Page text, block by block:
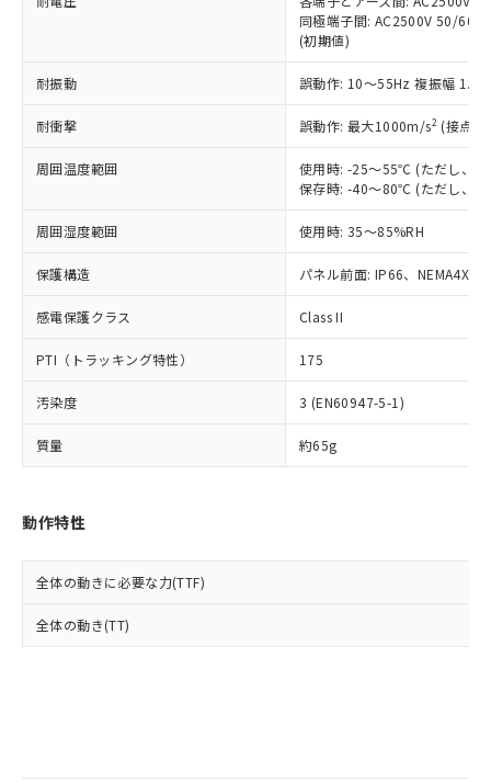
同極端子間: AC2500V 50/
(初期値)
耐振動 誤動作: 10～55Hz 複振幅
耐衝撃 誤動作: 最大1000m/s2 (接点
周囲温度範囲
使用時: -25～55℃ (ただし、氷
保存時: -40～80℃ (ただし、氷
周囲湿度範囲 使用時: 35～85%RH
保護構造 パネル前面: IP66、NEMA4X,
感電保護クラス Class II
PTI（トラッキング特性） 175
汚染度 3 (EN60947-5-1)
質量 約65g
動作特性
全体の動きに必要な力(TTF)
全体の動き(TT)
在庫状況および標準価格照会結果は、
記載している更新日時点での社内デー
タに基づき作成されるものであり、閲
覧された時点での実際の在庫および標
準価格とは異なる場合があることをご
正式な納期状況および標準価格はお客
様のお取引先、またはお客様担当のオ
ムロン制御機器販売店・当社販売員に
オムロン制御機器販売店や当社販売拠
販売ネットワーク
」をご確認
在庫状況および標準価格結果を当社の
事前の承諾なく第三者に漏洩または開
示しないようお願いします。
マイパーツ機能（部品リスト作成サー
ビス）をご利用いただくには、I-Web
メンバーズにご登録されている必要が
引・商談に必要な範囲で利用すること
をご了承ください。
※当社の共同利用者とは、
の共同利用に関して"
の「1.共同利
むを得ず変更することがあります。
六価クロム(Cr(Ⅵ)) 1000ppm以下、ポリ臭化ビフェニル
類(PBB) 1000ppm以下、ポリ臭化ジフェニルエーテル類
(PBDE) 1000ppm以下、フタル酸ビス(2-エチルヘキシ
ル) (DEHP)(別名：DOP) 1000ppm以下、フタル酸ブチ
ルベンジル（BBP） 1000ppm以下、フタル酸ジブチル
（DBP） 1000ppm以下、フタル酸ジイソブチル
適用除外項目は除く。
フタル酸エステル類の４物質については閾値を超える意
図的な使用がないことを確認しています。
部品在庫の切り替え状況などにより、予定
月が前後することがあります。
とができます。
51物質の非含有証明書（当社基準）
「－」：未確認です。当社販売部門へお問
*中国RoHS10物質の基準値 (GB/T26572)：
Pb(鉛) :1000ppm、 Hg(水銀) : 1000ppm、 Cd(カドミウ
Cr(Ⅵ)(六価クロム) : 1000ppm、 PBBs(ポリ臭化ビフェ
DBP(フタル酸ジブチル) : 1000ppm、 DIBP(フタル酸ジ
イソブチル) : 1000ppm、 BBP(フタル酸ブチルベンジ
DEHP(フタル酸ビス(2-エチルヘキシル)) : 1000ppm
※2 環境保護使用期限
「ｅ」：有害物質（10物質）のすべてが基
準値以下であることを示します。
「10」：通常の使用状況下において有害物
質が外部に漏えいし、環境に深刻な影響を
及ぼさない年数を意味します。
「－」：未確認です。当社販売部門へお問
い合わせください。
為替および外国貿易法に定める商品
（以下｢規制貨物等」という）を輸出
または国外への提供する場合は、日本
国政府の輸出許可(または役務取引許
可)を取得するなどの必要な手続きを
当社は規制貨物を破棄する場合は、完
全に破砕するなど、違法に輸出されな
いよう必要な手段を講じます。
当社は貴社製品を、核兵器、ミサイ
ル、化学兵器、生物兵器またはその他
武器並びにこれらの製造装置等に一切
当社は、貴社製品を第三者に販売する
場合は、上記1、2および3の内容を当
該第三者に通知します。また当社は、
販売先および販売に係わる関係者が違
法に輸出するおそれがある場合は、取
り引きをいたしません。
一定数以上の在庫あり
一定数には満たないが在庫あり
在庫なし(最新の在庫状況につ
いては、お客様のお取引先、ま
たはお客様担当のオムロン制御
機器販売店・当社販売員にご確
受注生産機種、また在庫状況の
情報を公開していない機種